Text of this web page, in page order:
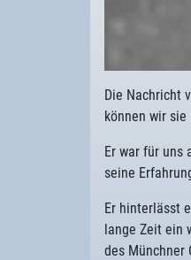
Die Nachricht
können wir
Er war für uns
seine
Er hinterlässt
lange Zeit ein
des Münchner